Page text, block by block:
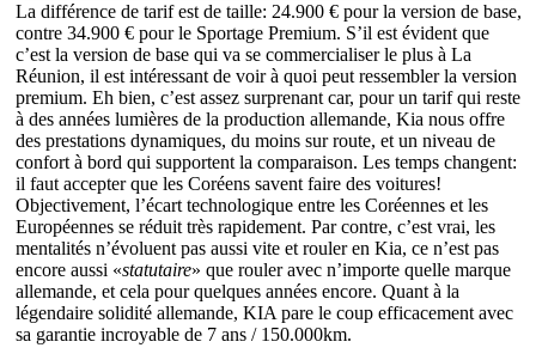
La différence de tarif est de taille: 24.900 € pour la version de base,
contre 34.900 € pour le Sportage Premium. S’il est évident que
c’est la version de base qui va se commercialiser le plus à La
Réunion, il est intéressant de voir à quoi peut ressembler la version
premium. Eh bien, c’est assez surprenant car, pour un tarif qui reste
à des années lumières de la production allemande, Kia nous offre
des prestations dynamiques, du moins sur route, et un niveau de
confort à bord qui supportent la comparaison. Les temps changent:
il faut accepter que les Coréens savent faire des voitures!
Objectivement, l’écart technologique entre les Coréennes et les
Européennes se réduit très rapidement. Par contre, c’est vrai, les
mentalités n’évoluent pas aussi vite et rouler en Kia, ce n’est pas
encore aussi «statutaire» que rouler avec n’importe quelle marque
allemande, et cela pour quelques années encore. Quant à la
légendaire solidité allemande, KIA pare le coup efficacement avec
sa garantie incroyable de 7 ans / 150.000km.